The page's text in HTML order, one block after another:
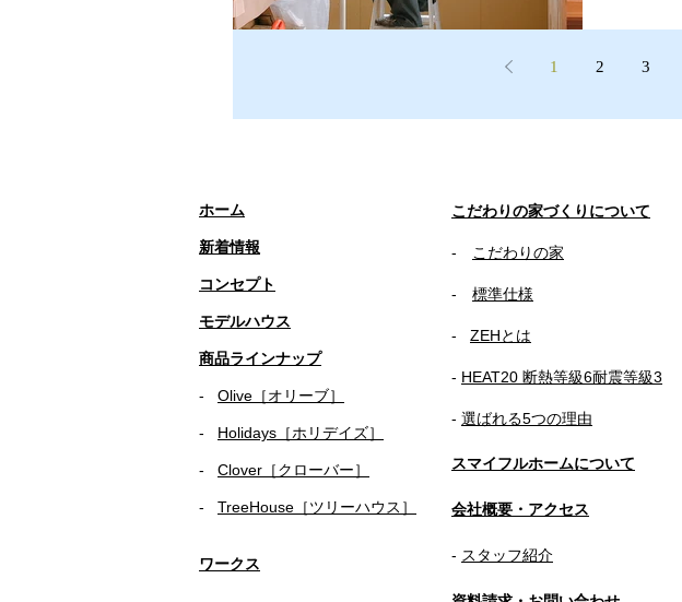
1 2 3
ホーム
新着情報
コンセプト
​​モデルハウス
商品ラインナップ
- Olive［オリーブ］
- Holidays［ホリデイズ］
- ​ Clover［クローバー］
- TreeHouse［ツリーハウス］
ワークス
こだわりの家づくりについて
- こだわりの家
- 標準仕様
- ​ ZEHとは
- HEAT20 断熱等級6耐震等級3
- 選ばれる5つの理由
スマイフルホームについて
会社概要・アクセス
- スタッフ紹介